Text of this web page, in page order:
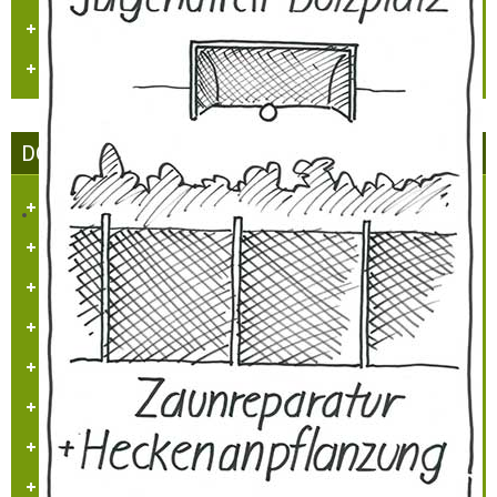
Vogelwelt in Hülchrath und Umgebung
Jüdisches Leben in Hülchrath
DORFGEMEINSCHAFT HÜLCHRATH
Ziele des Vereins
Satzung
Tätigkeitsberichte
Partner und Sponsoren
Ansprechpartner
Beitrittserklärung
Impressum/Kontakt